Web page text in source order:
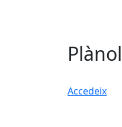
Accedeix